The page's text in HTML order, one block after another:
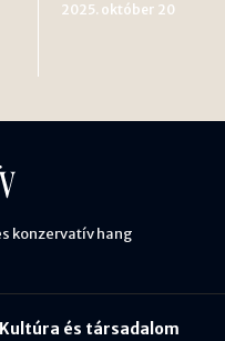
2025. október 20
konzervatív hang
Kultúra és társadalom